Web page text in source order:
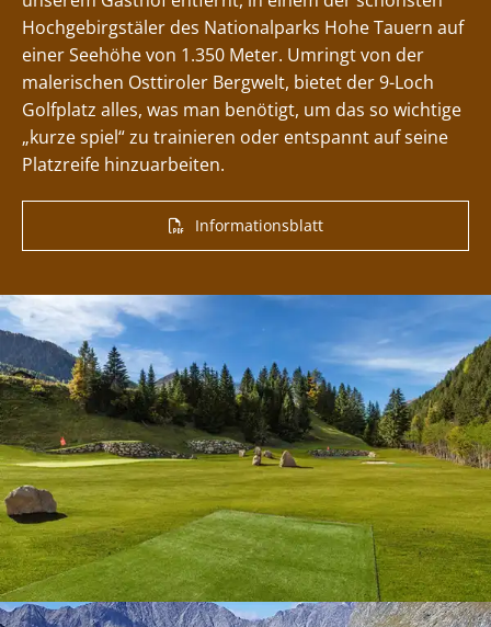
Hochgebirgstäler des Nationalparks Hohe Tauern auf
einer Seehöhe von 1.350 Meter. Umringt von der
malerischen Osttiroler Bergwelt, bietet der 9-Loch
Golfplatz alles, was man benötigt, um das so wichtige
„kurze spiel“ zu trainieren oder entspannt auf seine
Platzreife hinzuarbeiten.
Informationsblatt